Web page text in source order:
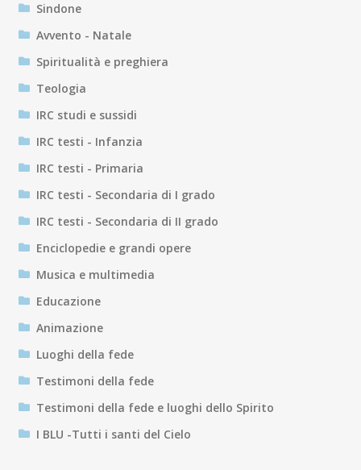
Sindone
Avvento - Natale
Spiritualità e preghiera
Teologia
IRC studi e sussidi
IRC testi - Infanzia
IRC testi - Primaria
IRC testi - Secondaria di I grado
IRC testi - Secondaria di II grado
Enciclopedie e grandi opere
Musica e multimedia
Educazione
Animazione
Luoghi della fede
Testimoni della fede
Testimoni della fede e luoghi dello Spirito
I BLU -Tutti i santi del Cielo